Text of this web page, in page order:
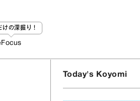
けの深掘り！
Focus
Today's Koyomi